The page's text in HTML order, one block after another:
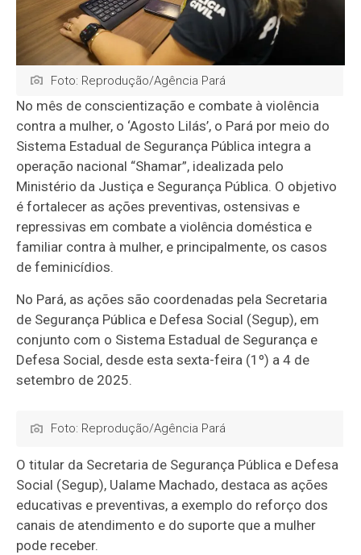
Foto: Reprodução/Agência Pará
No mês de conscientização e combate à violência
contra a mulher, o ‘Agosto Lilás’, o Pará por meio do
Sistema Estadual de Segurança Pública integra a
operação nacional “Shamar”, idealizada pelo
Ministério da Justiça e Segurança Pública. O objetivo
é fortalecer as ações preventivas, ostensivas e
repressivas em combate a violência doméstica e
familiar contra à mulher, e principalmente, os casos
de feminicídios.
No Pará, as ações são coordenadas pela Secretaria
de Segurança Pública e Defesa Social (Segup), em
conjunto com o Sistema Estadual de Segurança e
Defesa Social, desde esta sexta-feira (1º) a 4 de
setembro de 2025.
Foto: Reprodução/Agência Pará
O titular da Secretaria de Segurança Pública e Defesa
Social (Segup), Ualame Machado, destaca as ações
educativas e preventivas, a exemplo do reforço dos
canais de atendimento e do suporte que a mulher
pode receber.